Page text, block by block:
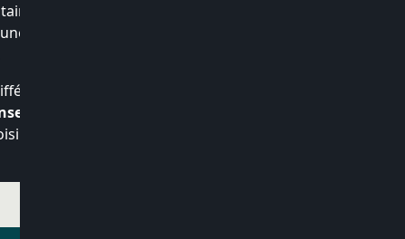
de marques que
place de choix, avec
types de
en luminaires
vos